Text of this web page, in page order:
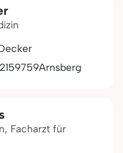
59759Arnsberg
Facharzt für